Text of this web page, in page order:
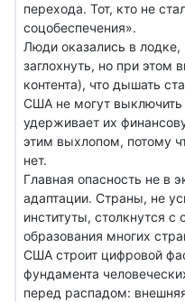
перехода. Тот, кто не
соцобеспечения».
Люди оказались в лодке,
заглохнуть, но при этом
контента), что дышать
США не могут выключить
удерживает их
этим выхлопом, потому
нет.
Главная опасность не в
адаптации. Страны, не
институты, столкнутся
образования многих
США строит цифровой
фундамента
перед распадом: